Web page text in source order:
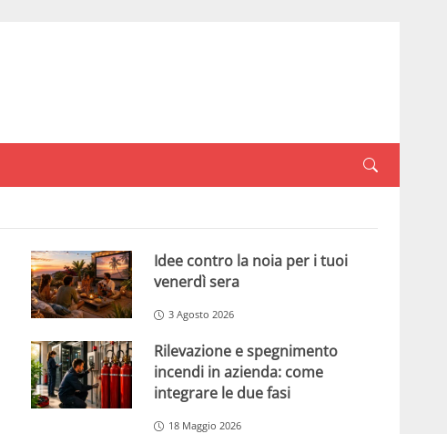
Idee contro la noia per i tuoi
venerdì sera
3 Agosto 2026
Rilevazione e spegnimento
incendi in azienda: come
integrare le due fasi
18 Maggio 2026